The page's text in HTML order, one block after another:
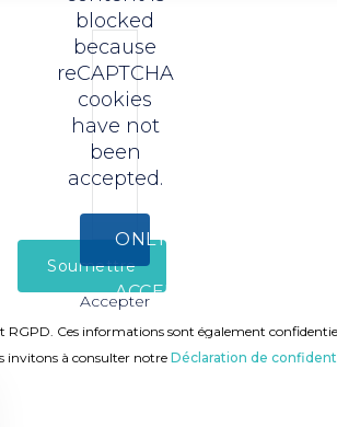
blocked
because
reCAPTCHA
cookies
have not
been
accepted.
ONLY
ACCEPT
RECAPTCHA
Accepter
Soumettre
Ces informations sont également
invitons à consulter notre Déclaration de